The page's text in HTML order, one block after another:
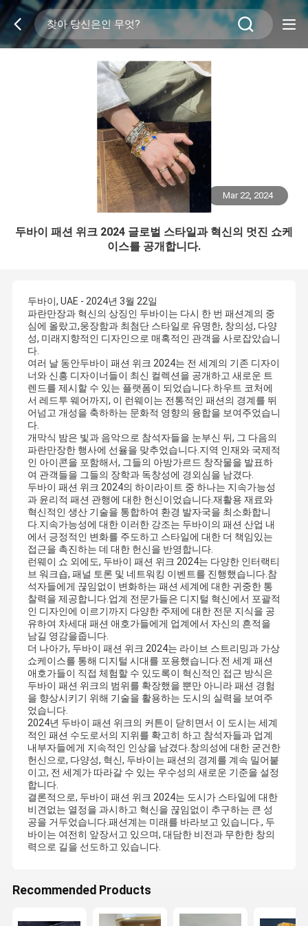
Mar 22, 2024
두바이 패션 위크 2024 글로벌 스타일과 혁신의 멋진 쇼케
이스를 공개합니다.
두바이, UAE - 2024년 3월 22일
파란만장과 혁신의 상징인 두바이는 다시 한 번 패션계의 중
심에 올랐고,웅장함과 최첨단 스타일로 유명한, 창의성, 다양
성, 미래지향적인 디자인으로 매혹적인 관객을 사로잡았습니
다.
여러 날 동안두바이 패션 위크 2024는 전 세계의 기존 디자이
너와 신흥 디자이너들이 최신 컬렉션을 공개하고 새로운 트
렌드를 제시할 수 있는 플랫폼이 되었습니다.하우트 코처에
서 레드투 웨어까지, 이 런웨이는 전통적인 패션의 경계를 뛰
어넘고 개성을 축하하는 문화적 영향의 융합을 보여주었습니
다.
개막식 밤은 빛과 음악으로 참석자들을 눈부신 뒤, 그 다음의
파란만장한 행사에 선율을 맞추었습니다.지역 인재와 국제적
인 아이콘을 포함해서, 그들의 아방가르드 창작물을 발표하
여 관객들을 그들의 장학과 독창성에 경외심을 남겼다.
두바이 패션 위크 2024의 하이라이트 중 하나는 지속가능성
과 윤리적 패션 관행에 대한 헌신이었습니다.재활용 재료와
혁신적인 생산 기술을 통합하여 환경 발자국을 최소화합니
다.지속가능성에 대한 이러한 강조는 두바이의 패션 산업 내
에서 긍정적인 변화를 주도하고 스타일에 대한 더 책임있는
접근을 촉진하는 데 대한 헌신을 반영합니다.
런웨이 쇼 외에도, 두바이 패션 위크 2024는 다양한 인터랙티
브 워크숍, 패널 토론 및 네트워킹 이벤트를 진행했습니다.참
석자들에게 끊임없이 변화하는 패션 세계에 대한 귀중한 통
찰력을 제공합니다.업계 전문가들은 디지털 혁신에서 포괄적
인 디자인에 이르기까지 다양한 주제에 대한 전문 지식을 공
유하여 차세대 패션 애호가들에게 업계에서 자신의 흔적을
남길 영감을줍니다.
더 나아가, 두바이 패션 위크 2024는 라이브 스트리밍과 가상
쇼케이스를 통해 디지털 시대를 포용했습니다.전 세계 패션
애호가들이 직접 체험할 수 있도록이 혁신적인 접근 방식은
두바이 패션 위크의 범위를 확장했을 뿐만 아니라 패션 경험
을 향상시키기 위해 기술을 활용하는 도시의 실력을 보여주
었습니다.
2024년 두바이 패션 위크의 커튼이 닫히면서 이 도시는 세계
적인 패션 수도로서의 지위를 확고히 하고 참석자들과 업계
내부자들에게 지속적인 인상을 남겼다.창의성에 대한 굳건한
헌신으로, 다양성, 혁신, 두바이는 패션의 경계를 계속 밀어붙
이고, 전 세계가 따라갈 수 있는 우수성의 새로운 기준을 설정
합니다.
결론적으로, 두바이 패션 위크 2024는 도시가 스타일에 대한
비견없는 열정을 과시하고 혁신을 끊임없이 추구하는 큰 성
공을 거두었습니다.패션계는 미래를 바라보고 있습니다., 두
바이는 여전히 앞장서고 있으며, 대담한 비전과 무한한 창의
력으로 길을 선도하고 있습니다.
Recommended Products